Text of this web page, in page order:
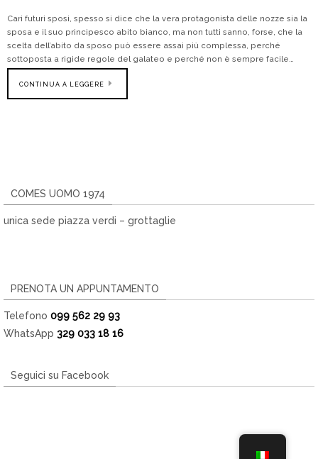
Cari futuri sposi, spesso si dice che la vera protagonista delle nozze sia la
sposa e il suo principesco abito bianco, ma non tutti sanno, forse, che la
scelta dell’abito da sposo può essere assai più complessa, perché
sottoposta a rigide regole del galateo e perché non è sempre facile…
CONTINUA A LEGGERE
COMES UOMO 1974
unica sede piazza verdi – grottaglie
PRENOTA UN APPUNTAMENTO
Telefono 099 562 29 93
WhatsApp 329 033 18 16
Seguici su Facebook